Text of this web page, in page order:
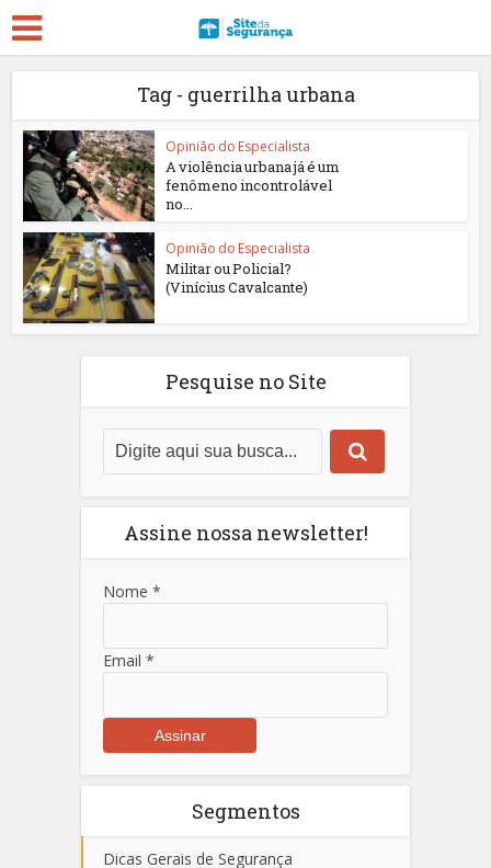
Tag - guerrilha urbana
Opinião do Especialista
A violência urbana já é um
fenômeno incontrolável
no...
Opinião do Especialista
Militar ou Policial?
(Vinícius Cavalcante)
Pesquise no Site
Assine nossa newsletter!
Nome *
Email *
Segmentos
Dicas Gerais de Segurança